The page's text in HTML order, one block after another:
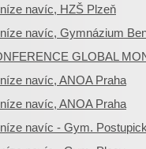
navíc, HZŠ Plzeň
navíc, Gymnázium
GLOBAL
navíc, ANOA Praha
navíc, ANOA Praha
navíc - Gym.